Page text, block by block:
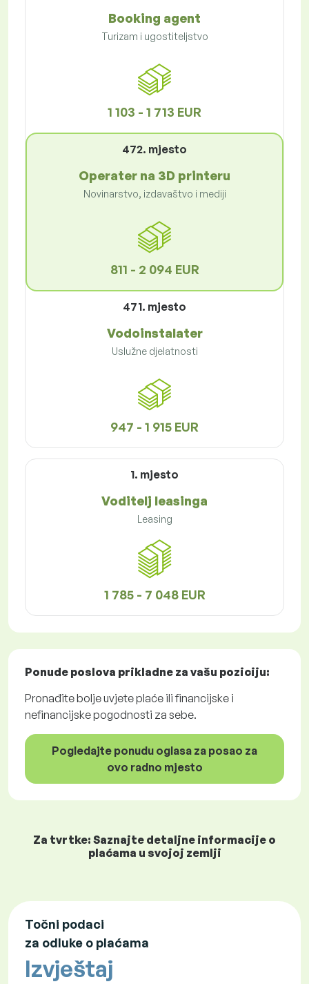
Booking agent
Turizam i ugostiteljstvo
1 103 - 1 713 EUR
472. mjesto
Operater na 3D printeru
Novinarstvo, izdavaštvo i mediji
811 - 2 094 EUR
471. mjesto
Vodoinstalater
Uslužne djelatnosti
947 - 1 915 EUR
1. mjesto
Voditelj leasinga
Leasing
1 785 - 7 048 EUR
Ponude poslova prikladne za vašu poziciju:
Pronađite bolje uvjete plaće ili financijske i
nefinancijske pogodnosti za sebe.
Pogledajte ponudu oglasa za posao za
ovo radno mjesto
Za tvrtke: Saznajte detaljne informacije o
plaćama u svojoj zemlji
Točni podaci
za odluke o plaćama
Izvještaj